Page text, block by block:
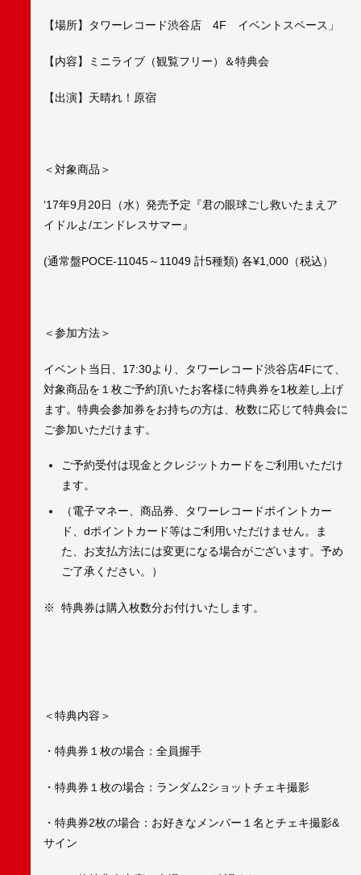
【場所】タワーレコード渋谷店 4F イベントスペース」
【内容】ミニライブ（観覧フリー）＆特典会
【出演】天晴れ！原宿
＜対象商品＞
‘17年9月20日（水）発売予定『君の眼球ごし救いたまえア
イドルよ/エンドレスサマー』
(通常盤POCE-11045～11049 計5種類) 各¥1,000（税込）
＜参加方法＞
イベント当日、17:30より、タワーレコード渋谷店4Fにて、
対象商品を１枚ご予約頂いたお客様に特典券を1枚差し上げ
ます。特典会参加券をお持ちの方は、枚数に応じて特典会に
ご参加いただけます。
ご予約受付は現金とクレジットカードをご利用いただけ
ます。
（電子マネー、商品券、タワーレコードポイントカー
ド、dポイントカード等はご利用いただけません。ま
た、お支払方法には変更になる場合がございます。予め
ご了承ください。）
※ 特典券は購入枚数分お付けいたします。
＜特典内容＞
・特典券１枚の場合：全員握手
・特典券１枚の場合：ランダム2ショットチェキ撮影
・特典券2枚の場合：お好きなメンバー１名とチェキ撮影&
サイン